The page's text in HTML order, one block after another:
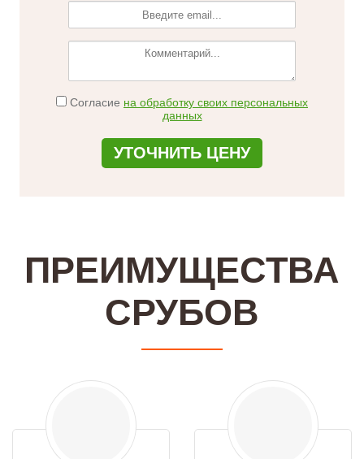
Согласие на обработку своих персональных
данных
УТОЧНИТЬ ЦЕНУ
ПРЕИМУЩЕСТВА
СРУБОВ